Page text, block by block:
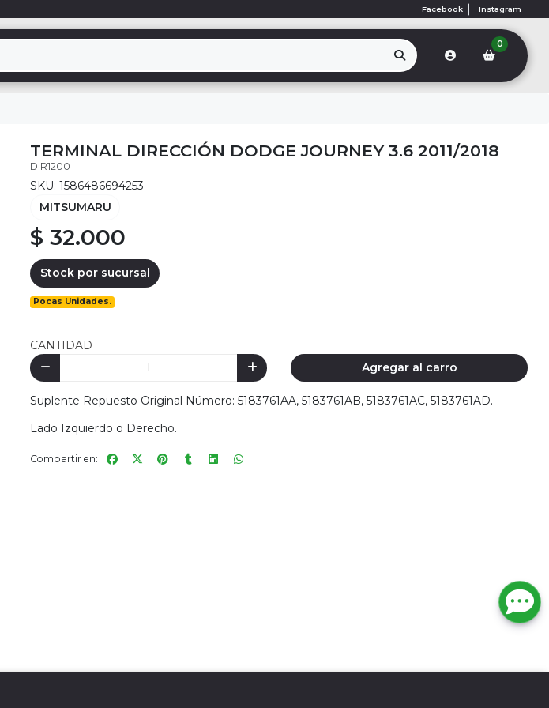
Facebook Instagram
0
TERMINAL DIRECCIÓN DODGE JOURNEY 3.6 2011/2018
DIR1200
SKU: 1586486694253
MITSUMARU
$ 32.000
Stock por sucursal
Pocas Unidades.
CANTIDAD
Agregar al carro
Suplente Repuesto Original Número: 5183761AA, 5183761AB, 5183761AC, 5183761AD.
Lado Izquierdo o Derecho.
Compartir en: